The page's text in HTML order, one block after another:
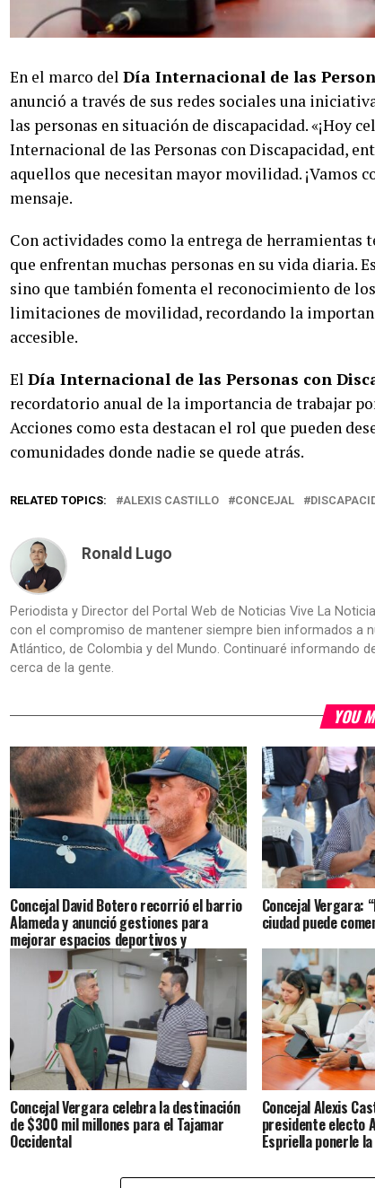
En el marco del Día Internacional de las
anunció a través de sus redes sociales una
las personas en situación de discapacidad. «¡Hoy
Internacional de las Personas con Discapacidad,
aquellos que necesitan mayor movilidad. ¡Vamos
mensaje.
Con actividades como la entrega de herramientas
que enfrentan muchas personas en su vida diaria.
sino que también fomenta el reconocimiento de
limitaciones de movilidad, recordando la
accesible.
El Día Internacional de las Personas con
recordatorio anual de la importancia de trabajar
Acciones como esta destacan el rol que pueden
comunidades donde nadie se quede atrás.
RELATED TOPICS: ALEXIS CASTILLO CONCEJAL
Ronald Lugo
Periodista y Director del Portal Web de Noticias Vive La
con el compromiso de mantener siempre bien informados a
Atlántico, de Colombia y del Mundo. Continuaré informando
cerca de la gente.
YOU
Concejal David Botero recorrió el barrio
Alameda y anunció gestiones para
mejorar espacios deportivos y
seguridad vial
Concejal Vergara:
ciudad puede
Concejal Vergara celebra la destinación
de $300 mil millones para el Tajamar
Occidental
Concejal Alexis
presidente electo
Espriella ponerle la
comunitarias